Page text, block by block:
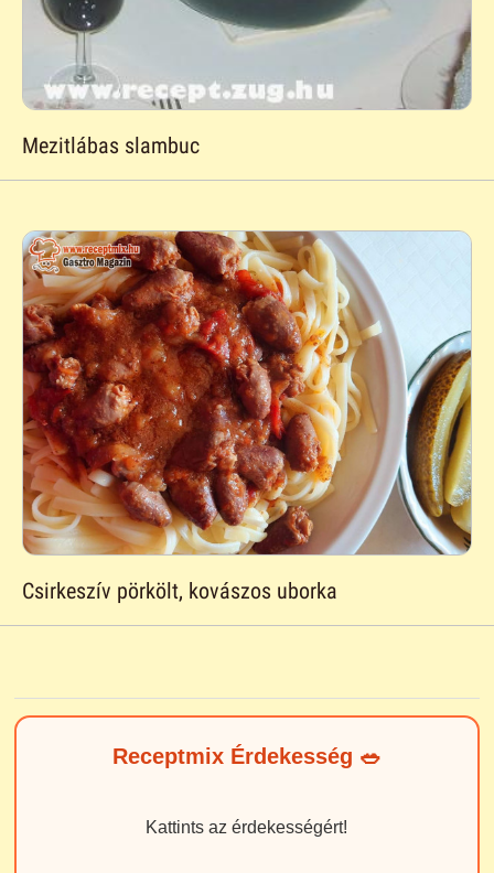
Mezitlábas slambuc
Csirkeszív pörkölt, kovászos uborka
Receptmix Érdekesség 🥗
Kattints az érdekességért!